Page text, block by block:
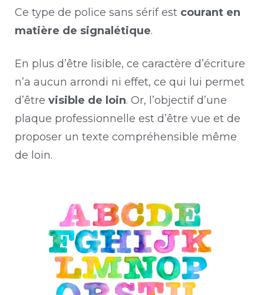
Ce type de police sans sérif est courant en
matière de signalétique.
En plus d’être lisible, ce caractère d’écriture
n’a aucun arrondi ni effet, ce qui lui permet
d’être visible de loin. Or, l’objectif d’une
plaque professionnelle est d’être vue et de
proposer un texte compréhensible même
de loin.